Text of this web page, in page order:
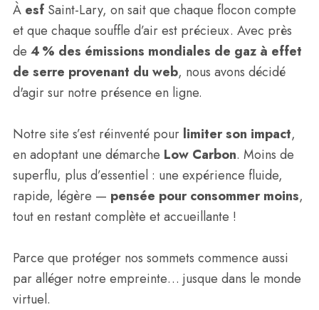
À esf Saint-Lary, on sait que chaque flocon compte
et que chaque souffle d’air est précieux. Avec près
de 4 % des émissions mondiales de gaz à effet
de serre provenant du web, nous avons décidé
d'agir sur notre présence en ligne.
Notre site s’est réinventé pour limiter son impact,
en adoptant une démarche Low Carbon. Moins de
superflu, plus d’essentiel : une expérience fluide,
rapide, légère — pensée pour consommer moins,
tout en restant complète et accueillante !
Parce que protéger nos sommets commence aussi
par alléger notre empreinte… jusque dans le monde
virtuel.